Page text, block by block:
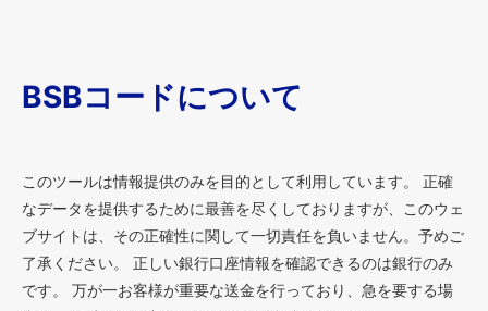
BSBコードについて
このツールは情報提供のみを目的として利用しています。 正確
なデータを提供するために最善を尽くしておりますが、このウェ
ブサイトは、その正確性に関して一切責任を負いません。予めご
了承ください。 正しい銀行口座情報を確認できるのは銀行のみ
です。 万が一お客様が重要な送金を行っており、急を要する場